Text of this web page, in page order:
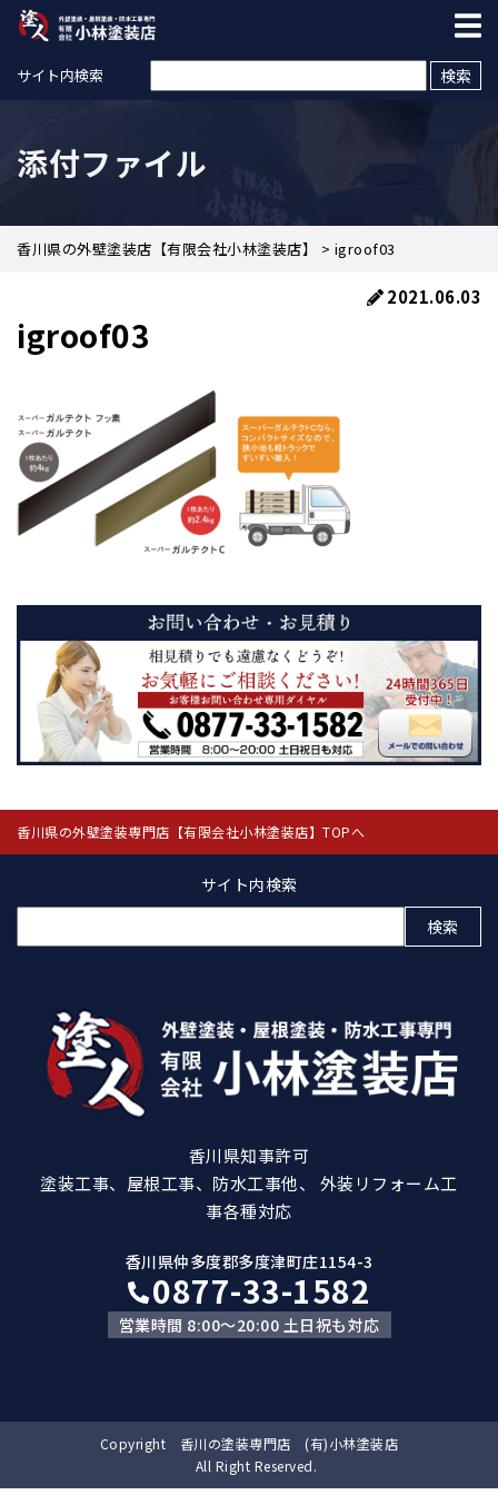
サイト内検索
添付ファイル
香川県の外壁塗装店【有限会社小林塗装店】 > igroof03
2021.06.03
igroof03
香川県の外壁塗装専門店【有限会社小林塗装店】TOPへ
サイト内検索
索:
香川県知事許可
塗装工事、屋根工事、防水工事他、 外装リフォーム工
事各種対応
香川県仲多度郡多度津町庄1154-3
0877-33-1582
営業時間 8:00～20:00 土日祝も対応
Copyright 香川の塗装専門店 (有)小林塗装店
All Right Reserved.